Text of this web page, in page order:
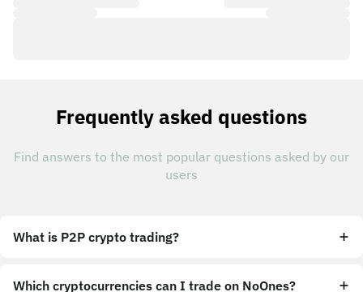
Frequently asked questions
Find answers to the most popular questions asked by our
users
What is P2P crypto trading?
Which cryptocurrencies can I trade on NoOnes?